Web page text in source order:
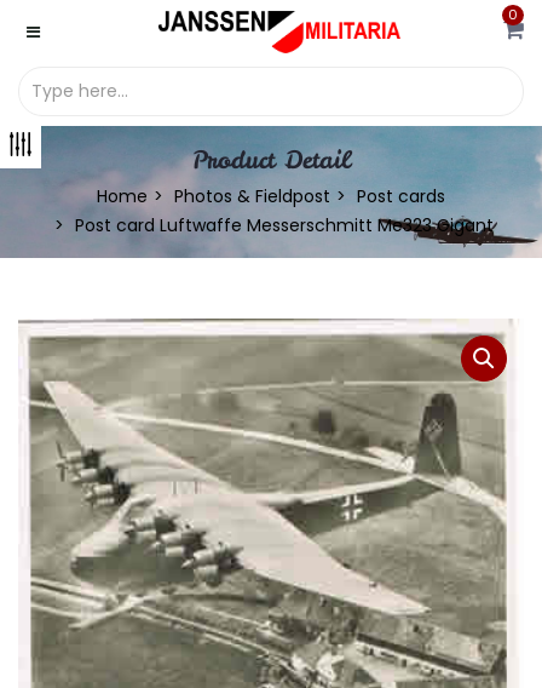
0
Product Detail
Home Photos & Fieldpost
Post cards
Post card Luftwaffe Messerschmitt Me323 Gigant